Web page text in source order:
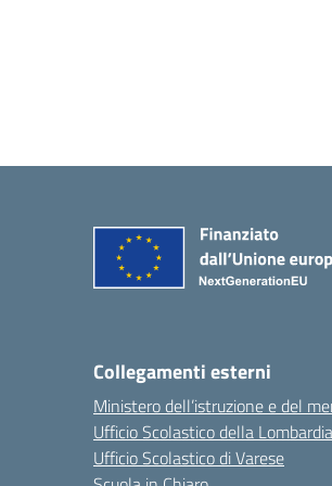
Collegamenti esterni
Ministero dell’istruzione e del
Ufficio Scolastico della Lombardia
Ufficio Scolastico di Varese